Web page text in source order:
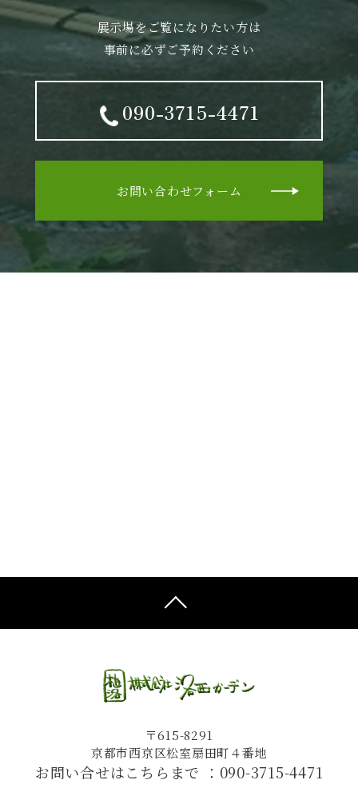
展示場をご覧になりたい方は
事前に必ずご予約ください
090-3715-4471
お問い合わせフォーム
〒615-8291
京都市西京区松室扇田町４番地
お問い合せはこちらまで ： 090-3715-4471